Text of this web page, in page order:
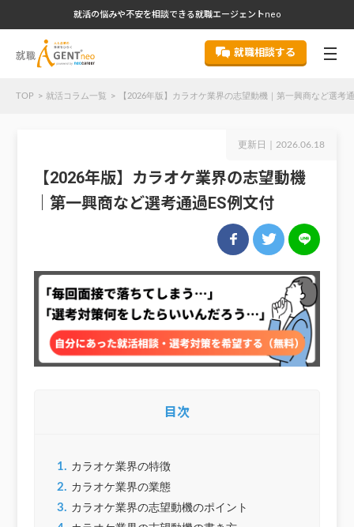
就活の悩みや不安を相談できる就職エージェントneo
就職相談する
TOP 就活コラム一覧 【2026年版】カラオケ業界の志望動機｜第一興商など選考
更新日｜ 2026.06.18
【2026年版】カラオケ業界の志望動機
｜第一興商など選考通過ES例文付
目次
1. カラオケ業界の特徴
2. カラオケ業界の業態
3. カラオケ業界の志望動機のポイント